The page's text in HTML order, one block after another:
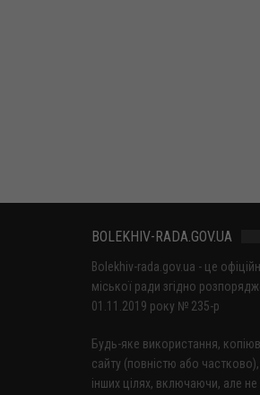
BOLEKHIV-RADA.GOV.UA
Bolekhiv-rada.gov.ua - це
міської ради згідно
01.11.2019 року № 235-р
Будь-яке використання,
сайту (повністю або
інших цілях, включаючи, але